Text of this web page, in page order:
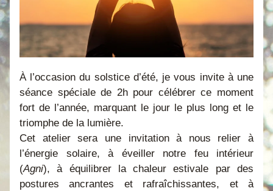
À l’occasion du solstice d’été, je vous invite à une
séance spéciale de 2h pour célébrer ce moment
fort de l’année, marquant le jour le plus long et le
triomphe de la lumière.
Cet atelier sera une invitation à nous relier à
l’énergie solaire, à éveiller notre feu intérieur
(Agni), à équilibrer la chaleur estivale par des
postures ancrantes et rafraîchissantes, et à